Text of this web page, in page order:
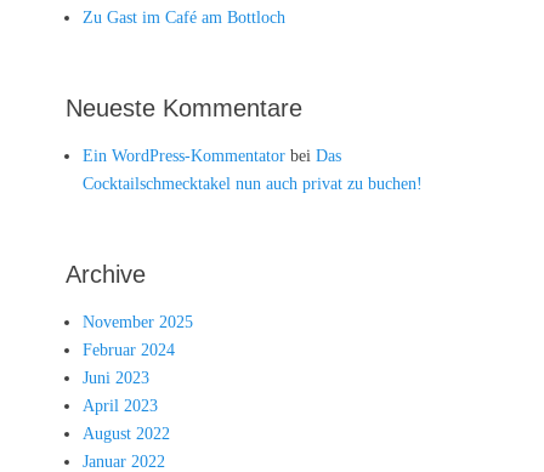
Zu Gast im Café am Bottloch
Neueste Kommentare
Ein WordPress-Kommentator bei Das
Cocktailschmecktakel nun auch privat zu buchen!
Archive
November 2025
Februar 2024
Juni 2023
April 2023
August 2022
Januar 2022